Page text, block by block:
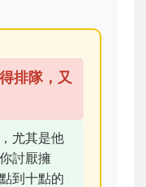
排隊，又
尤其是他
討厭擁
到十點的